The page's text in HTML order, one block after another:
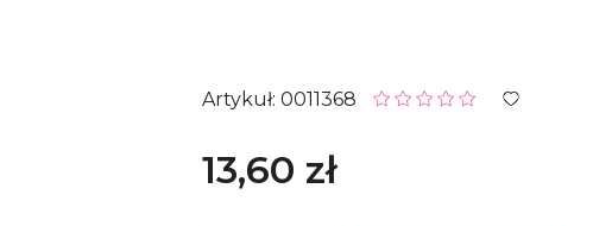
Artykuł: 0011368
13,60 zł